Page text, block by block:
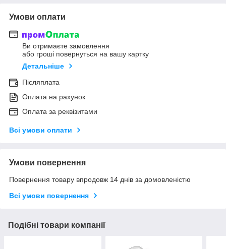
Умови оплати
Ви отримаєте замовлення
або гроші повернуться на вашу картку
Детальніше
Післяплата
Оплата на рахунок
Оплата за реквізитами
Всі умови оплати
Умови повернення
Повернення товару впродовж 14 днів за домовленістю
Всі умови повернення
Подібні товари компанії